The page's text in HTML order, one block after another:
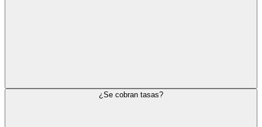
¿Se cobran tasas?